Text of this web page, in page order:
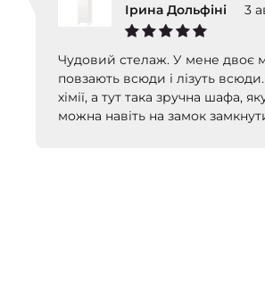
Ірина Дольфіні
3
Чудовий стелаж. У мене двоє
повзають всюди і лізуть
хімії, а тут така зручна шафа,
можна навіть на замок